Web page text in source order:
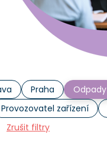
Praha Odpady
Provozovatel zařízení
Zrušit filtry